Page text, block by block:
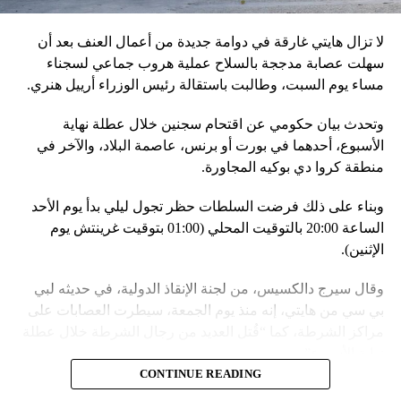
في السياق، أشار رئيس أركان القوات المسلّحة البيلاروسية
الجنرال فيكتور غوليفيتش إلى أنّه «في إطار هذا الحدث، تمّت
احتياطي»، لافتاً إلى أنّه «فور إنجاز عملية الانتشار هذه،
سنستعرض المسائل المتعلّقة بالاستعدادات لاستخدام الأسلحة
النووية غير الاستراتيجية».
وفي أوكرانيا، فكّكت أجهزة الأمن شبكة من العملاء التابعين
لجهاز الأمن الفدرالي الروسي «كانوا يعدّون لاغتيال الرئيس
الأوكراني» فولوديمير زيلينسكي ومسؤولين كبار آخرين، مثل
أوامر من موسكو. وأوقفت الأجهزة الأوكرانية ضابطَي أمن،
مشيرةً إلى أن المشتبه فيهما اللذَين أوقفا «شخصان برتبة
الحكوميين.
لا تزال هايتي غارقة في دوامة جديدة من أعمال العنف بعد أن
سهلت عصابة مدججة بالسلاح عملية هروب جماعي لسجناء
مساء يوم السبت، وطالبت باستقالة رئيس الوزراء أرييل هنري.
وتحدث بيان حكومي عن اقتحام سجنين خلال عطلة نهاية
الأسبوع، أحدهما في بورت أو برنس، عاصمة البلاد، والآخر في
منطقة كروا دي بوكيه المجاورة.
وبناء على ذلك فرضت السلطات حظر تجول ليلي بدأ يوم الأحد
الساعة 20:00 بالتوقيت المحلي (01:00 بتوقيت غرينتش يوم
الإثنين).
وقال سيرج دالكسيس، من لجنة الإنقاذ الدولية، في حديثه لبي
بي سي من هايتي، إنه منذ يوم الجمعة، سيطرت العصابات على
وأدى ذلك إلى تشتيت انتباه السلطات وتسهيل تنفيذ هجوم منسق
CONTINUE READING